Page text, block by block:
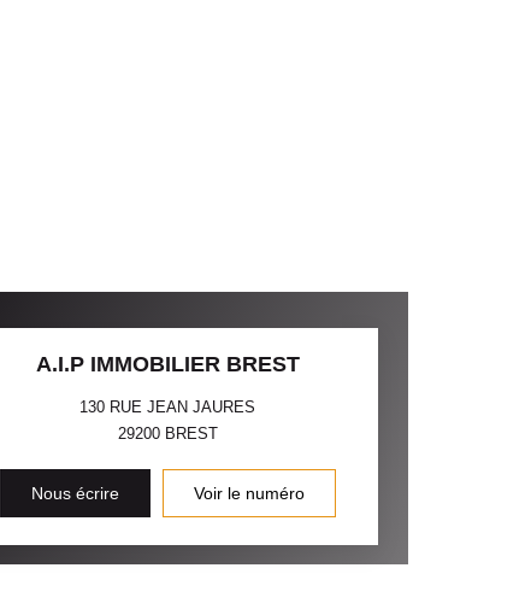
A.I.P IMMOBILIER BREST
130 RUE JEAN JAURES
29200 BREST
Nous écrire Voir le numéro